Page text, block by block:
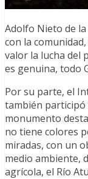
Adolfo Nieto de
con la
valor la lucha del
es genuina, todo
Por su parte, el
también participó
monumento
no tiene colores
miradas, con un
medio ambiente,
agrícola, el Río